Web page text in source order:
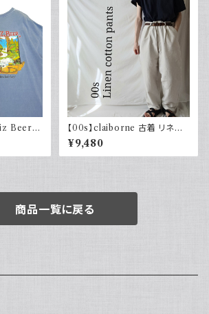
Beer
リント バ
COMFO
ートカラ
【00s】claiborne 古着 リネン
コットンパンツ ツータック
¥9,480
商品一覧に戻る